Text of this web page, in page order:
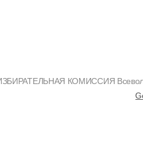
КОМИССИЯ